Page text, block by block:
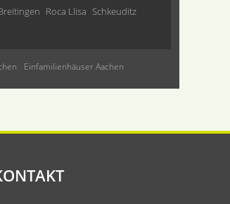
Roca Llisa Schkeuditz
Einfamilienhäuser Aachen